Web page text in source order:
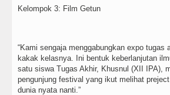
Kelompok 3: Film Getun
“Kami sengaja menggabungkan expo
kakak kelasnya. Ini bentuk keberlanjutan
satu siswa Tugas Akhir, Khusnul (XII IPA),
pengunjung festival yang ikut melihat
dunia nyata nanti.”